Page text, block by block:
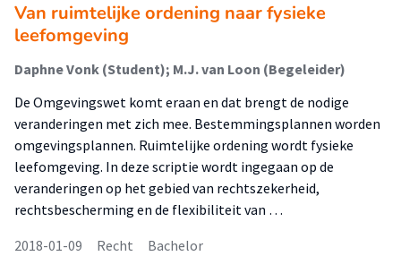
Van ruimtelijke ordening naar fysieke
leefomgeving
Daphne Vonk (Student); M.J. van Loon (Begeleider)
De Omgevingswet komt eraan en dat brengt de nodige
veranderingen met zich mee. Bestemmingsplannen worden
omgevingsplannen. Ruimtelijke ordening wordt fysieke
leefomgeving. In deze scriptie wordt ingegaan op de
veranderingen op het gebied van rechtszekerheid,
rechtsbescherming en de flexibiliteit van …
2018-01-09
Recht Bachelor